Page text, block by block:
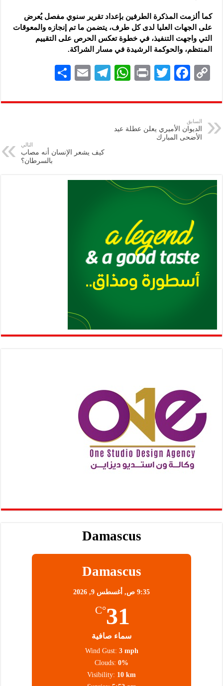
كما ألزمت المذكرة الطرفين بإعداد تقرير سنوي مفصل يُعرض
على الجهات العليا لدى كل طرف، يتضمن ما تم إنجازه والمعوقات
التي واجهت التنفيذ، في خطوة تعكس الحرص على التقييم
المنتظم، والحوكمة الرشيدة في مسار الشراكة.
C
p
y
Li
F
eb
k
T
tt
P
nt
W
at
A
Te
gr
E
ai
ar
السابق
الديوان الأميري يعلن عطلة عيد
الأضحى المبارك
التالي
كيف يشعر الإنسان أنه مصاب
بالسرطان؟
Damascus
Damascus
9:35 ص, أغسطس 9, 2026
31
°C
سماء صافية
Wind Gust: 3 mph
Clouds: 0%
Visibility: 10 km